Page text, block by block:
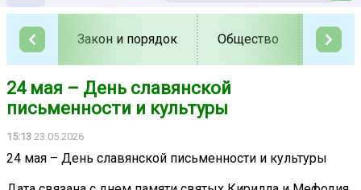
Закон и порядок Общество
24 мая – День славянской
письменности и культуры
15:13 23.05.2026
24 мая – День славянской письменности и культуры